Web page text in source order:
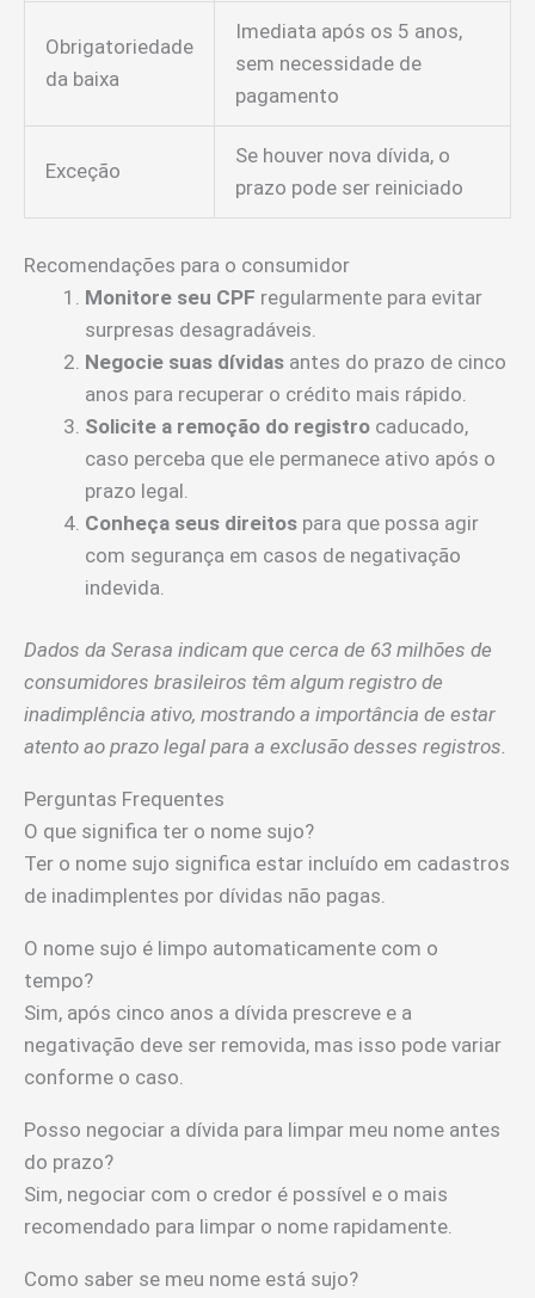
Obrigatoriedade
da baixa
Imediata após os 5 anos,
sem necessidade de
pagamento
Exceção
Se houver nova dívida, o
prazo pode ser reiniciado
Recomendações para o consumidor
Monitore seu CPF regularmente para evitar
surpresas desagradáveis.
Negocie suas dívidas antes do prazo de cinco
anos para recuperar o crédito mais rápido.
Solicite a remoção do registro caducado,
caso perceba que ele permanece ativo após o
prazo legal.
Conheça seus direitos para que possa agir
com segurança em casos de negativação
indevida.
Dados da Serasa indicam que cerca de 63 milhões de
consumidores brasileiros têm algum registro de
inadimplência ativo, mostrando a importância de estar
atento ao prazo legal para a exclusão desses registros.
Perguntas Frequentes
O que significa ter o nome sujo?
Ter o nome sujo significa estar incluído em cadastros
de inadimplentes por dívidas não pagas.
O nome sujo é limpo automaticamente com o
tempo?
Sim, após cinco anos a dívida prescreve e a
negativação deve ser removida, mas isso pode variar
conforme o caso.
Posso negociar a dívida para limpar meu nome antes
do prazo?
Sim, negociar com o credor é possível e o mais
recomendado para limpar o nome rapidamente.
Como saber se meu nome está sujo?